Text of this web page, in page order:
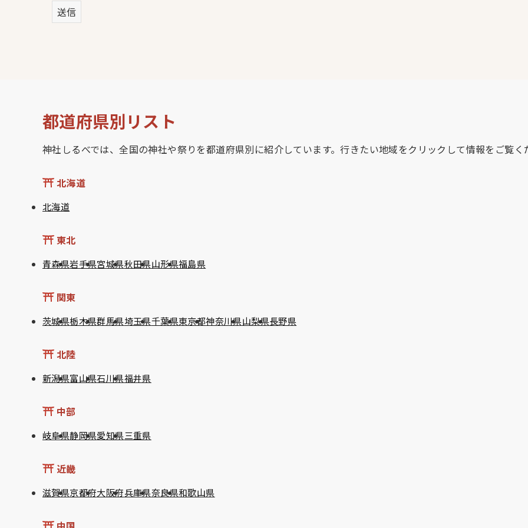
都道府県別リスト
神社しるべでは、全国の神社や祭りを都道府県別に紹介しています。行きたい地域をクリックして情報をご覧く
北海道
北海道
東北
青森県岩手県宮城県秋田県山形県福島県
関東
茨城県栃木県群馬県埼玉県千葉県東京都神奈川県山梨県長野県
北陸
新潟県富山県石川県福井県
中部
岐阜県静岡県愛知県三重県
近畿
滋賀県京都府大阪府兵庫県奈良県和歌山県